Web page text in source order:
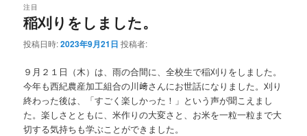
稲刈りをしました。
注目
投稿日時:2023年9月21日 投稿者:
９月２１日（木）は、雨の合間に、全校生で稲刈りをしました。
今年も西紀農産加工組合の川﨑さんにお世話になりました。刈り
終わった後は、「すごく楽しかった！」という声が聞こえまし
た。楽しさとともに、米作りの大変さと、お米を一粒一粒まで大
切する気持ちも学ぶことができました。